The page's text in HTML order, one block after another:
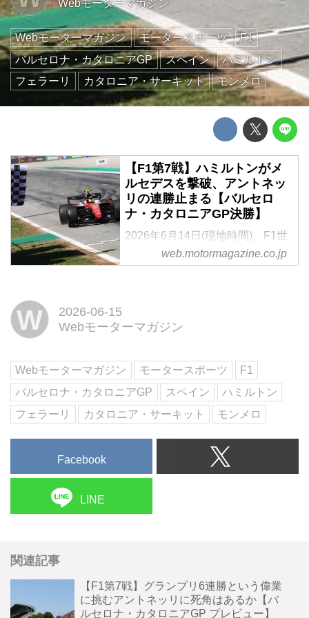
Webモーターマガジン
Webモーターマガジン モータースポーツ
F1
バルセロナ・カタロニアGP
スペイン
ハミルトン
フェラーリ
カタロニア・サーキット モンメロ
【F1第7戦】ハミルトンがメ
ルセデスを撃破、アントネッ
リの連勝止まる【バルセロ
ナ・カタロニアGP決勝】
2026年6月14日(現地時間)、F1世
界選手権第7戦バルセロナ・カタ
ロニアGPがバルセロナ郊外モン
セデスのジョージ・ラッセル、3
リスが入り、1968年アメリ...
web.motormagazine.co.jp
W
2026-06-15
Webモーターマガジン
Webモーターマガジン モータースポーツ
F1
バルセロナ・カタロニアGP
スペイン
ハミルトン
フェラーリ
カタロニア・サーキット モンメロ
Facebook
LINE
関連記事
【F1第7戦】グランプリ6連勝という偉業
に挑むアントネッリに死角はあるか【バ
ルセロナ・カタロニアGP プレビュー】